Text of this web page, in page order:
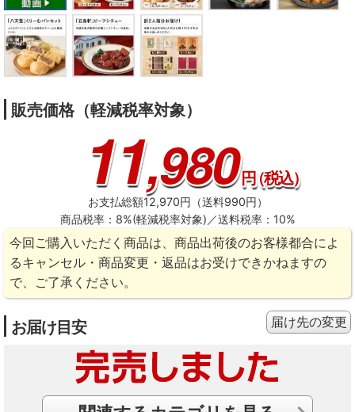
販売価格（軽減税率対象）
11,980円（税込）
お支払総額12,970円（送料990円）
商品税率：8%(軽減税率対象)／送料税率：10%
今回ご購入いただく商品は、商品出荷後のお客様都合によ
るキャンセル・商品変更・返品はお受けできかねますの
で、ご了承ください。
お届け目安 届け先の変更